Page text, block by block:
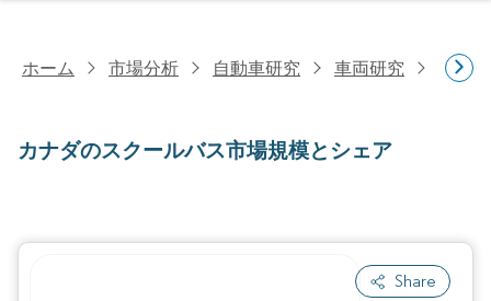
ホーム 市場分析 自動車研究 車両研究 カナ
カナダのスクールバス市場規模とシェア
Share